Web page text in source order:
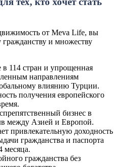
от Meva Life, вы
гражданству и множеству
в 114 стран и упрощенная
направлениям
влиянию Турции.
получения европейского
бизнес в
между Азией и Европой.
привлекательную доходность
гражданства и паспорта
месяца.
гражданства без